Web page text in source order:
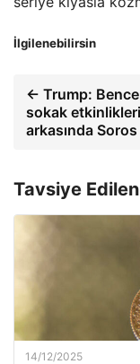
İlgilenebilirsin
← Trump: Bence
sokak
arkasında
Tavsiye
14/12/2025